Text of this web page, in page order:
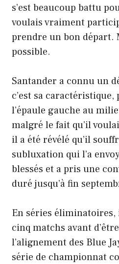
s’est beaucoup battu
voulais vraiment
prendre un bon départ.
possible.
Santander a connu un
c’est sa caractéristique,
l’épaule gauche au
malgré le fait qu’il
il a été révélé qu’il
subluxation qui l’a
blessés et a pris une
duré jusqu’à fin
En séries éliminatoires,
cinq matchs avant
l’alignement des Blue
série de championnat